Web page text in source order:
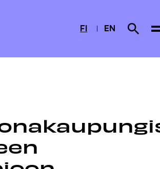
FI
CURRENTLY
SUOMI
EN
ENGLISH
Search